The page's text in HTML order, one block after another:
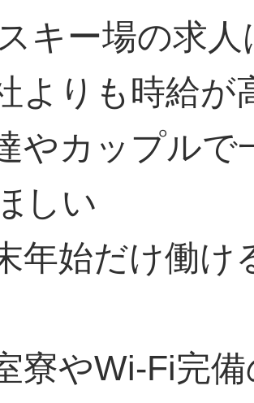
キー場の求
よりも時給
やカップル
しい
年始だけ働
寮やWi-Fi完